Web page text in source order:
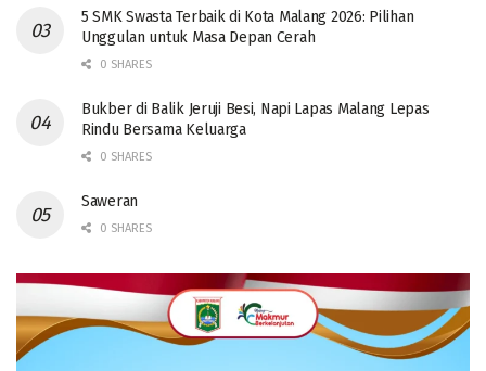
5 SMK Swasta Terbaik di Kota Malang 2026: Pilihan
Unggulan untuk Masa Depan Cerah
0 SHARES
Bukber di Balik Jeruji Besi, Napi Lapas Malang Lepas
Rindu Bersama Keluarga
0 SHARES
Saweran
0 SHARES